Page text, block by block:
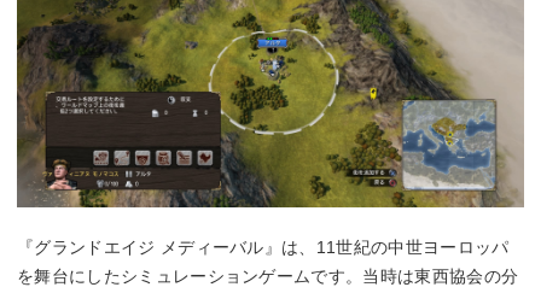
『グランドエイジ メディーバル』は、11世紀の中世ヨーロッパ
を舞台にしたシミュレーションゲームです。当時は東西協会の分